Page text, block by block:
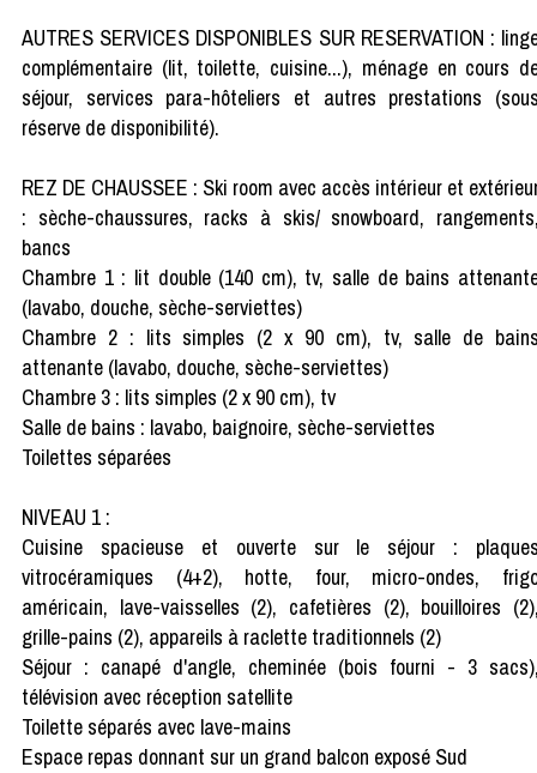
AUTRES SERVICES DISPONIBLES SUR RESERVATION :
complémentaire (lit, toilette, cuisine...), ménage en cours
séjour, services para-hôteliers et autres prestations
réserve de disponibilité).
REZ DE CHAUSSEE : Ski room avec accès intérieur et
: sèche-chaussures, racks à skis/ snowboard,
bancs
Chambre 1 : lit double (140 cm), tv, salle de bains
(lavabo, douche, sèche-serviettes)
Chambre 2 : lits simples (2 x 90 cm), tv, salle de
attenante (lavabo, douche, sèche-serviettes)
Chambre 3 : lits simples (2 x 90 cm), tv
Salle de bains : lavabo, baignoire, sèche-serviettes
Toilettes séparées
NIVEAU 1 :
Cuisine spacieuse et ouverte sur le séjour :
vitrocéramiques (4+2), hotte, four, micro-ondes,
américain, lave-vaisselles (2), cafetières (2), bouilloires
grille-pains (2), appareils à raclette traditionnels (2)
Séjour : canapé d'angle, cheminée (bois fourni - 3
télévision avec réception satellite
Toilette séparés avec lave-mains
Espace repas donnant sur un grand balcon exposé Sud